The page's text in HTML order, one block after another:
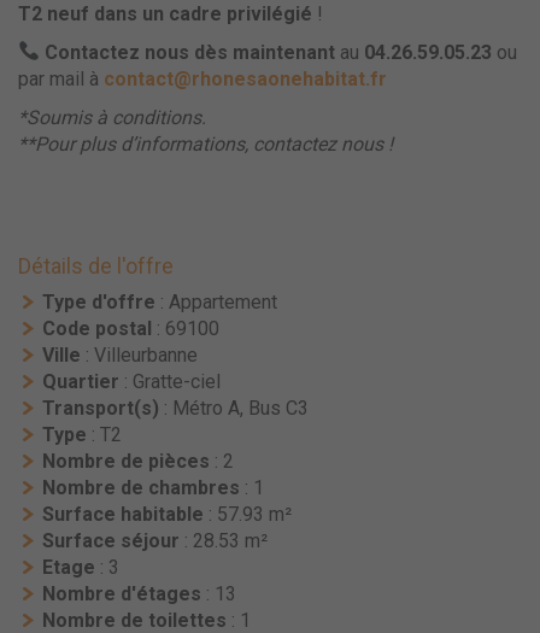
T2 neuf dans un cadre privilégié !
Contactez nous dès maintenant au 04.26.59.05.23 ou
par mail à contact@rhonesaonehabitat.fr
*Soumis à conditions.
**Pour plus d’informations, contactez nous !
Détails de l'offre
Type d'offre : Appartement
Code postal : 69100
Ville : Villeurbanne
Quartier : Gratte-ciel
Transport(s) : Métro A, Bus C3
Type : T2
Nombre de pièces : 2
Nombre de chambres : 1
Surface habitable : 57.93 m²
Surface séjour : 28.53 m²
Etage : 3
Nombre d'étages : 13
Nombre de toilettes : 1